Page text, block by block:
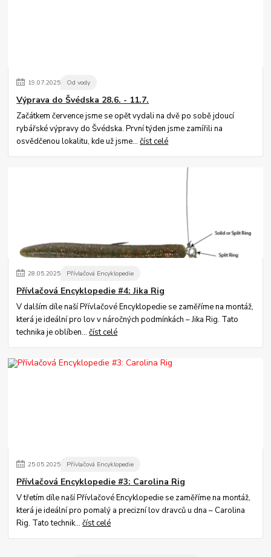
19.07.2025 Od vody
Výprava do Švédska 28.6. - 11.7.
Začátkem července jsme se opět vydali na dvě po sobě jdoucí
rybářské výpravy do Švédska. První týden jsme zamířili na
osvědčenou lokalitu, kde už jsme...číst celé
28.05.2025 Přívlačová Encyklopedie
Přívlačová Encyklopedie #4: Jika Rig
V dalším díle naší Přívlačové Encyklopedie se zaměříme na montáž,
která je ideální pro lov v náročných podmínkách – Jika Rig. Tato
technika je oblíben...číst celé
25.05.2025 Přívlačová Encyklopedie
Přívlačová Encyklopedie #3: Carolina Rig
V třetím díle naší Přívlačové Encyklopedie se zaměříme na montáž,
která je ideální pro pomalý a precizní lov dravců u dna – Carolina
Rig. Tato technik...číst celé